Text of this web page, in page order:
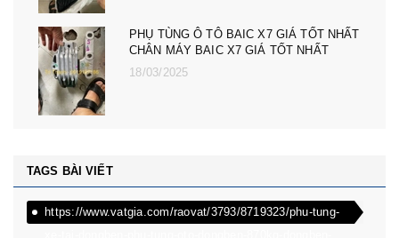
TỐT NHẤT
NHẤT
PHỤ TÙNG Ô TÔ MG ZS, MG 5,
MG HS GIÁ TỐT NHẤT - ĐÈN
TAGS BÀI VIẾT
https://www.vatgia.com/raovat/3793/8719323/phu-tung-